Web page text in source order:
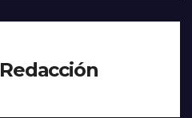
Redacción